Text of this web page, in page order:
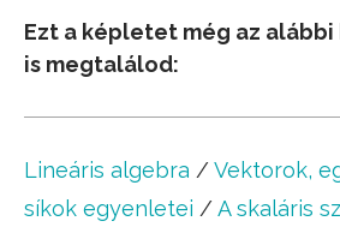
Ezt a képletet még az alábbi
is megtalálod:
Lineáris algebra / Vektorok,
síkok egyenletei / A skaláris